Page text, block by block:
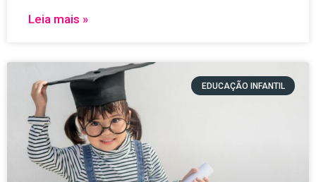
Leia mais »
EDUCAÇÃO INFANTIL